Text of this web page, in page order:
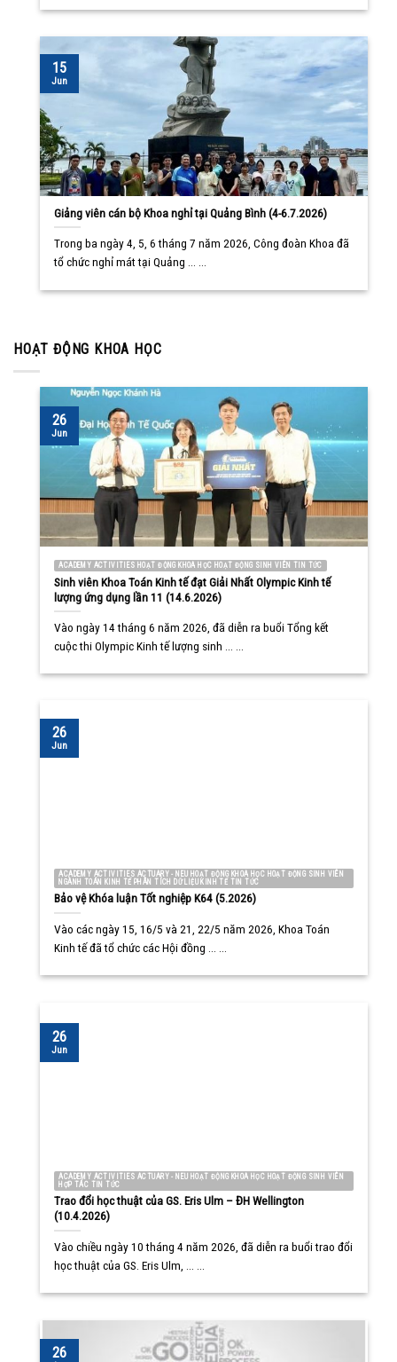
Giảng viên cán bộ Khoa nghỉ tại Quảng Bình (4-6.7.2026)
Trong ba ngày 4, 5, 6 tháng 7 năm 2026, Công đoàn Khoa đã
tổ chức nghỉ mát tại Quảng ... ...
15
Jun
HOẠT ĐỘNG KHOA HỌC
ACADEMY ACTIVITIES HOẠT ĐỘNG KHOA HỌC HOẠT ĐỘNG SINH VIÊN TIN TỨC
Sinh viên Khoa Toán Kinh tế đạt Giải Nhất Olympic Kinh tế
lượng ứng dụng lần 11 (14.6.2026)
Vào ngày 14 tháng 6 năm 2026, đã diễn ra buổi Tổng kết
cuộc thi Olympic Kinh tế lượng sinh ... ...
26
Jun
ACADEMY ACTIVITIES ACTUARY - NEU HOẠT ĐỘNG KHOA HỌC HOẠT ĐỘNG SINH VIÊN
NGÀNH TOÁN KINH TẾ PHÂN TÍCH DỮ LIỆU KINH TẾ TIN TỨC
Bảo vệ Khóa luận Tốt nghiệp K64 (5.2026)
Vào các ngày 15, 16/5 và 21, 22/5 năm 2026, Khoa Toán
Kinh tế đã tổ chức các Hội đồng ... ...
26
Jun
ACADEMY ACTIVITIES ACTUARY - NEU HOẠT ĐỘNG KHOA HỌC HOẠT ĐỘNG SINH VIÊN
HỢP TÁC TIN TỨC
Trao đổi học thuật của GS. Eris Ulm – ĐH Wellington
(10.4.2026)
Vào chiều ngày 10 tháng 4 năm 2026, đã diễn ra buổi trao đổi
học thuật của GS. Eris Ulm, ... ...
26
Jun
26